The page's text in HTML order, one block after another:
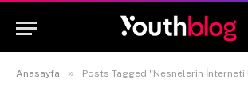
Anasayfa » Posts Tagged "Nesnelerin İnterneti